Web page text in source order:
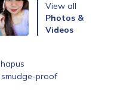
View all
Photos &
Videos
proof